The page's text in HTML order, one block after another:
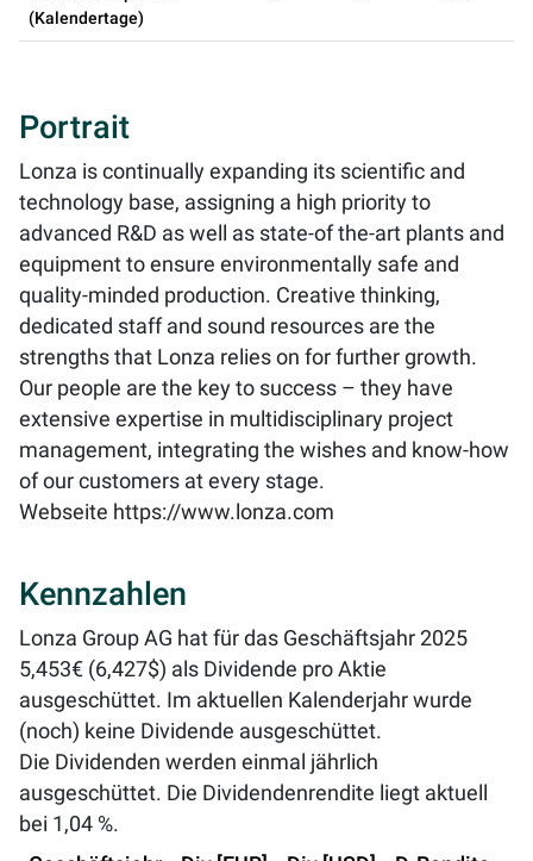
(Kalendertage)
Portrait
Lonza is continually expanding its scientific and
technology base, assigning a high priority to
advanced R&D as well as state-of the-art plants and
equipment to ensure environmentally safe and
quality-minded production. Creative thinking,
dedicated staff and sound resources are the
strengths that Lonza relies on for further growth.
Our people are the key to success – they have
extensive expertise in multidisciplinary project
management, integrating the wishes and know-how
of our customers at every stage.
Webseite https://www.lonza.com
Kennzahlen
Lonza Group AG hat für das Geschäftsjahr 2025
5,453€ (6,427$) als Dividende pro Aktie
ausgeschüttet. Im aktuellen Kalenderjahr wurde
(noch) keine Dividende ausgeschüttet.
Die Dividenden werden einmal jährlich
ausgeschüttet. Die Dividendenrendite liegt aktuell
bei 1,04 %.